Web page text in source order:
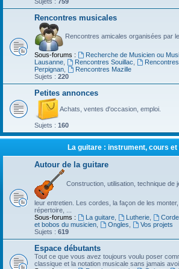
Rencontres musicales
Rencontres amicales organisées par
Sous-forums : Recherche de Musicien ou
Lausanne
Rencontres Souillac
Perpignan
Rencontres Mazille
Sujets : 220
Petites annonces
Achats, ventes d'occasion, emploi.
Sujets : 160
La guitare : instrument, cours et
Autour de la guitare
Construction, utilisation, technique de
leur entretien. Les cordes, la façon de les
répertoire, ...
Sous-forums :
La guitare, Lutherie,
et bobos du musicien
Ongles
Vos projets
Sujets : 619
Espace débutants
Tout ce que vous avez toujours voulu poser
classique et la notation musicale sans jamais